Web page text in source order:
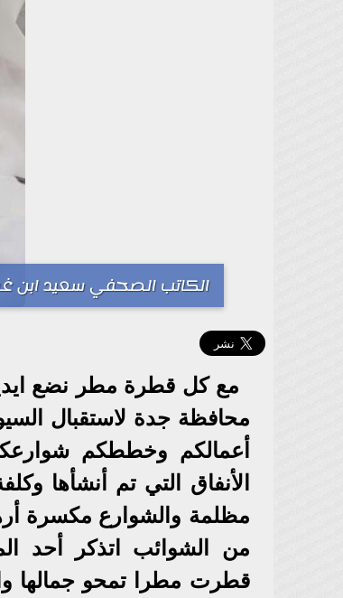
الكاتب الصحفي سعيد ابن
مع كل قطرة مطر نضع
محافظة جدة لاستقبال
أعمالكم وخططكم
الأنفاق التي تم أنشأها
مظلمة والشوارع مكسرة
من الشوائب اتذكر أحد
قطرت مطرا تمحو جمالها